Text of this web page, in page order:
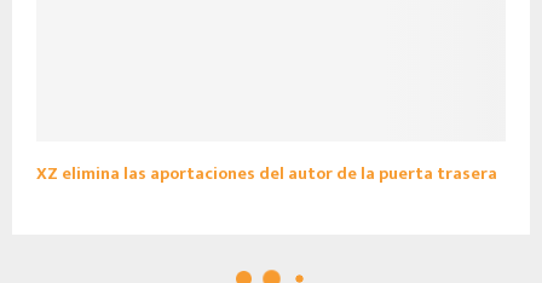
XZ elimina las aportaciones del autor de la puerta trasera